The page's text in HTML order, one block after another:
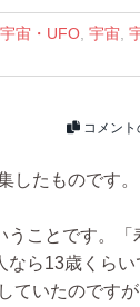
宇宙・UFO, 宇宙,
コメント
したものです
ことです。「
ら13歳くらい
ていたのです